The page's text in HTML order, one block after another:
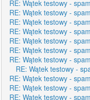
RE: Wątek testowy -
RE: Wątek testowy -
RE: Wątek testowy -
RE: Wątek testowy -
RE: Wątek testowy -
RE: Wątek testowy -
RE: Wątek testowy -
RE: Wątek testowy -
RE: Wątek testowy -
RE: Wątek testowy -
RE: Wątek testowy -